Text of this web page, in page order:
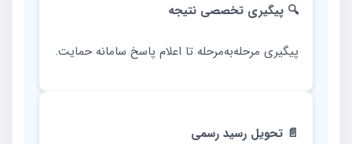
🔍 پیگیری تخصصی نتیجه
پیگیری مرحله‌به‌مرحله تا اعلام پاسخ سامانه حمایت.
📄 تحویل رسید رسمی